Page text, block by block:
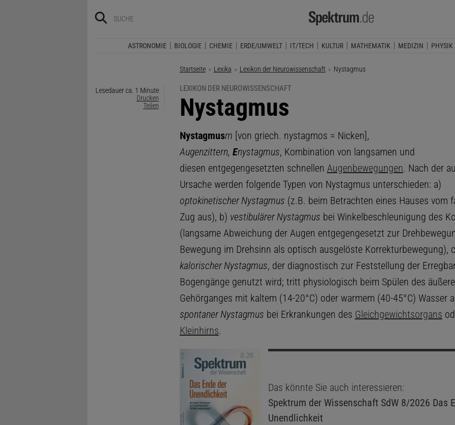
ASTRONOMIE BIOLOGIE CHEMIE ERDE/UMWELT IT/TECH KULTUR MATHEMATIK MEDIZIN PHYSIK
Startseite Lexika Lexikon der Neurowissenschaft Aktuelle Seite:
Nystagmus
Lesedauer ca. 1 Minute
Drucken
Teilen
LEXIKON DER NEUROWISSENSCHAFT
:
Nystagmus
Nystagmusm [von griech. nystagmos = Nicken],
Augenzittern, Enystagmus, Kombination von langsamen und
diesen entgegengesetzten schnellen Augenbewegungen. Nach der
Ursache werden folgende Typen von Nystagmus unterschieden: a)
optokinetischer Nystagmus (z.B. beim Betrachten eines Hauses vom
Zug aus), b) vestibulärer Nystagmus bei Winkelbeschleunigung des
(langsame Abweichung der Augen entgegengesetzt zur
Bewegung im Drehsinn als optisch ausgelöste Korrekturbewegung),
kalorischer Nystagmus, der diagnostisch zur Feststellung der
Bogengänge genutzt wird; tritt physiologisch beim Spülen des
Gehörganges mit kaltem (14-20°C) oder warmem (40-45°C) Wasser
spontaner Nystagmus bei Erkrankungen des Gleichgewichtsorgans
Kleinhirns.
Das könnte Sie auch interessieren:
Spektrum der Wissenschaft SdW 8/2026 Das
Unendlichkeit